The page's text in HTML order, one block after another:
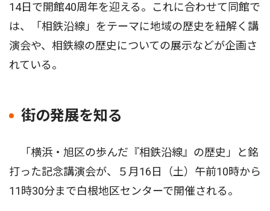
14日で開館40周年を迎える。これに合わせて同館で
は、「相鉄沿線」をテーマに地域の歴史を紐解く講
演会や、相鉄線の歴史についての展示などが企画さ
れている。
街の発展を知る
「横浜・旭区の歩んだ『相鉄沿線』の歴史」と銘
打った記念講演会が、５月16日（土）午前10時から
11時30分まで白根地区センターで開催される。